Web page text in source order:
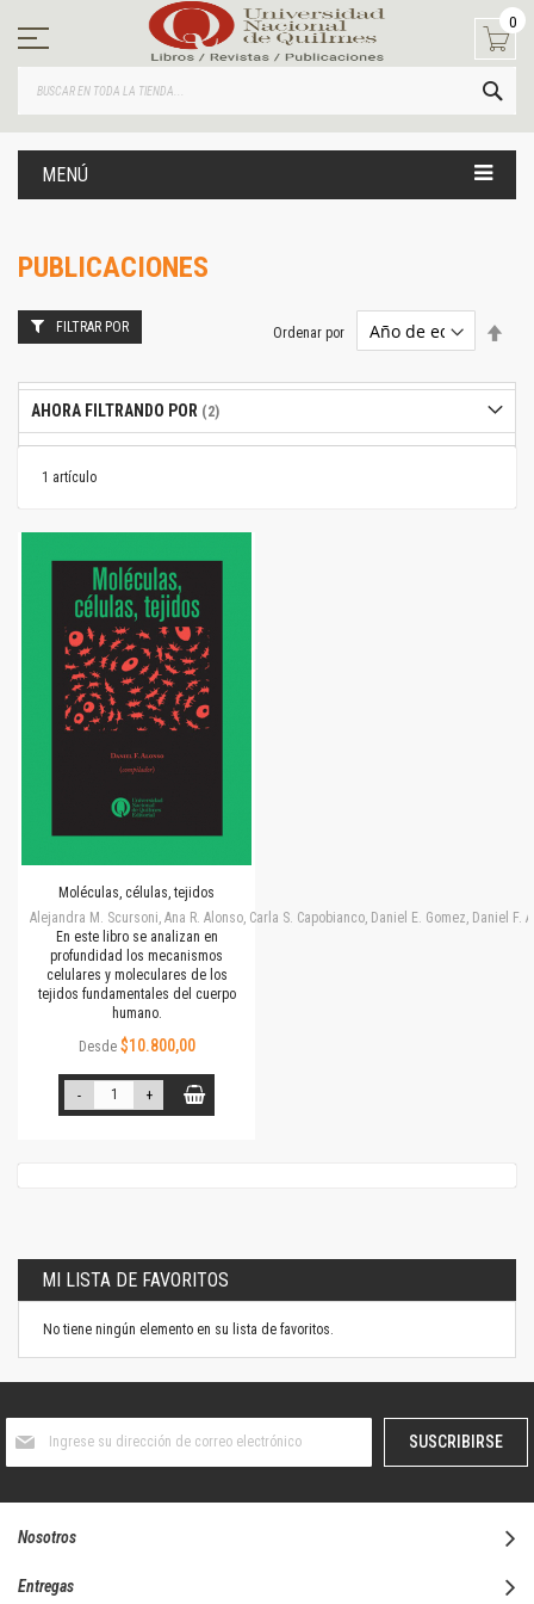
contenido
0
MENÚ
PUBLICACIONES
1 artículo
Ordenar por
Moléculas, células, tejidos
Alejandra M. Scursoni, Ana R. Alonso, Carla S. Capobianco, Daniel E. Gomez, Daniel
En este libro se analizan en
profundidad los mecanismos
celulares y moleculares de los
tejidos fundamentales del cuerpo
humano.
Desde $10.800,00
- +
FILTRAR POR
AHORA FILTRANDO POR
MI LISTA DE FAVORITOS
No tiene ningún elemento en su lista de favoritos.
boletín
SUSCRIBIRSE
Nosotros
Entregas